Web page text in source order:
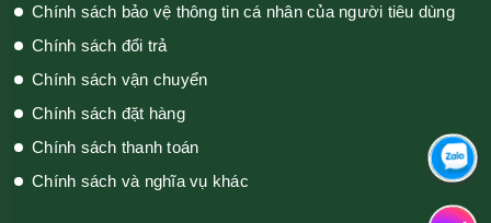
Chính sách bảo vệ thông tin cá nhân của người tiêu dùng
Chính sách đổi trả
Chính sách vận chuyển
Chính sách đặt hàng
Chính sách thanh toán
Chính sách và nghĩa vụ khác